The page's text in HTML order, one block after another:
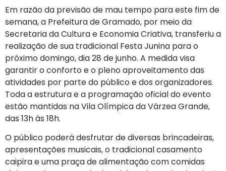
Em razão da previsão de mau tempo para este fim de
semana, a Prefeitura de Gramado, por meio da
Secretaria da Cultura e Economia Criativa, transferiu a
realização de sua tradicional Festa Junina para o
próximo domingo, dia 28 de junho. A medida visa
garantir o conforto e o pleno aproveitamento das
atividades por parte do público e dos organizadores.
Toda a estrutura e a programação oficial do evento
estão mantidas na Vila Olímpica da Várzea Grande,
das 13h às 18h.
O público poderá desfrutar de diversas brincadeiras,
apresentações musicais, o tradicional casamento
caipira e uma praça de alimentação com comidas